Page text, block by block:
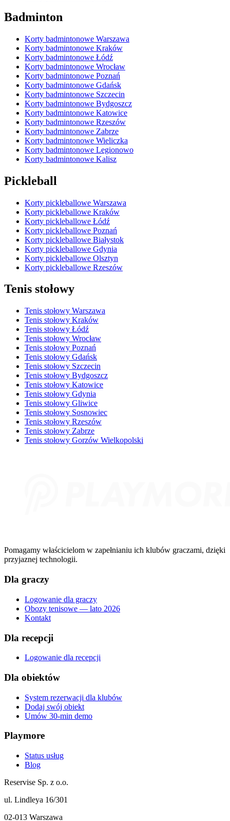
Badminton
Korty badmintonowe Warszawa
Korty badmintonowe Kraków
Korty badmintonowe Łódź
Korty badmintonowe Wrocław
Korty badmintonowe Poznań
Korty badmintonowe Gdańsk
Korty badmintonowe Szczecin
Korty badmintonowe Bydgoszcz
Korty badmintonowe Katowice
Korty badmintonowe Rzeszów
Korty badmintonowe Zabrze
Korty badmintonowe Wieliczka
Korty badmintonowe Legionowo
Korty badmintonowe Kalisz
Pickleball
Korty pickleballowe Warszawa
Korty pickleballowe Kraków
Korty pickleballowe Łódź
Korty pickleballowe Poznań
Korty pickleballowe Białystok
Korty pickleballowe Gdynia
Korty pickleballowe Olsztyn
Korty pickleballowe Rzeszów
Tenis stołowy
Tenis stołowy Warszawa
Tenis stołowy Kraków
Tenis stołowy Łódź
Tenis stołowy Wrocław
Tenis stołowy Poznań
Tenis stołowy Gdańsk
Tenis stołowy Szczecin
Tenis stołowy Bydgoszcz
Tenis stołowy Katowice
Tenis stołowy Gdynia
Tenis stołowy Gliwice
Tenis stołowy Sosnowiec
Tenis stołowy Rzeszów
Tenis stołowy Zabrze
Tenis stołowy Gorzów Wielkopolski
Pomagamy właścicielom w zapełnianiu ich klubów graczami, dzięki
przyjaznej technologii.
Dla graczy
Logowanie dla graczy
Obozy tenisowe — lato 2026
Kontakt
Dla recepcji
Logowanie dla recepcji
Dla obiektów
System rezerwacji dla klubów
Dodaj swój obiekt
Umów 30-min demo
Playmore
Status usług
Blog
Reservise Sp. z o.o.
ul. Lindleya 16/301
02-013 Warszawa